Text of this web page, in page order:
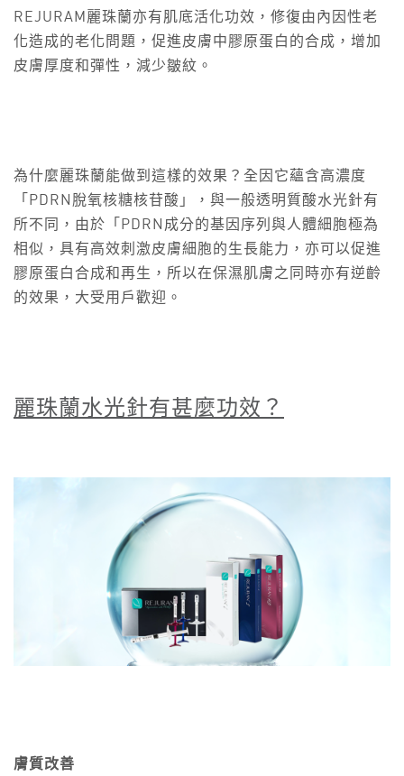
REJURAM麗珠蘭亦有肌底活化功效，修復由內因性老
化造成的老化問題，促進皮膚中膠原蛋白的合成，增加
皮膚厚度和彈性，減少皺紋。
為什麼麗珠蘭能做到這樣的效果？全因它蘊含高濃度
「PDRN脫氧核糖核苷酸」，與一般透明質酸水光針有
所不同，由於「PDRN成分的基因序列與人體細胞極為
相似，具有高效刺激皮膚細胞的生長能力，亦可以促進
膠原蛋白合成和再生，所以在保濕肌膚之同時亦有逆齡
的效果，大受用戶歡迎。
麗珠蘭 水光針有甚麼功效？
膚質改善